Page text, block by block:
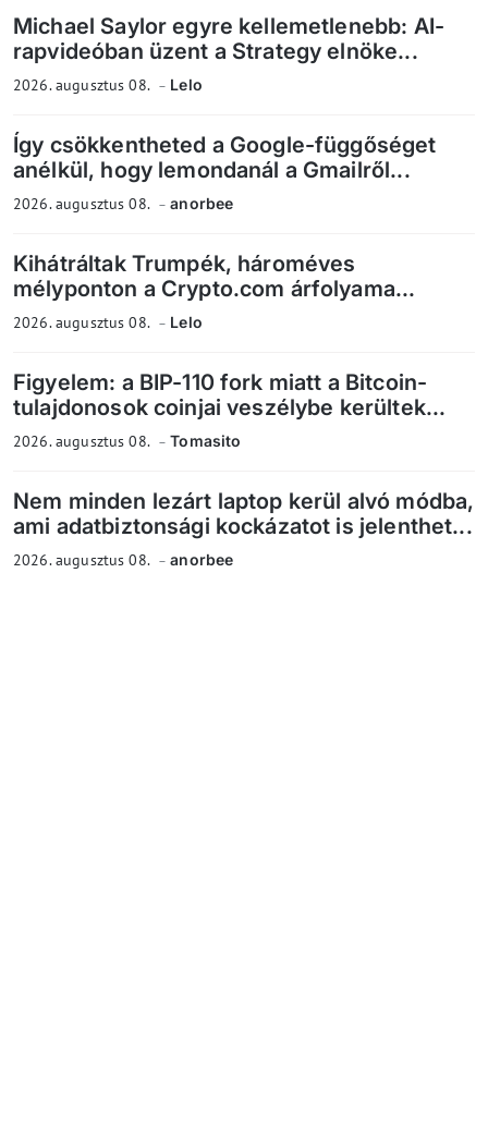
Michael Saylor egyre kellemetlenebb: AI-
rapvideóban üzent a Strategy elnöke...
2026. augusztus 08. Lelo
Így csökkentheted a Google-függőséget
anélkül, hogy lemondanál a Gmailről...
2026. augusztus 08. anorbee
Kihátráltak Trumpék, hároméves
mélyponton a Crypto.com árfolyama...
2026. augusztus 08. Lelo
Figyelem: a BIP-110 fork miatt a Bitcoin-
tulajdonosok coinjai veszélybe kerültek...
2026. augusztus 08. Tomasito
Nem minden lezárt laptop kerül alvó módba,
ami adatbiztonsági kockázatot is jelenthet...
2026. augusztus 08. anorbee